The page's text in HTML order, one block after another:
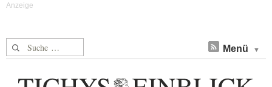
Suche nach: Menü